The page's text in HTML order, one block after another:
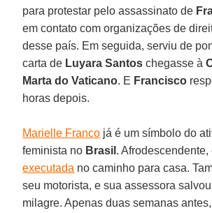
para protestar pelo assassinato de
em contato com organizações de
desse país. Em seguida, serviu de
carta de Luyara Santos chegasse à
Marta do Vaticano. E Francisco
horas depois.
Marielle Franco já é um símbolo do
feminista no Brasil . Afrodescendente,
executada no caminho para casa.
seu motorista, e sua assessora
milagre. Apenas duas semanas